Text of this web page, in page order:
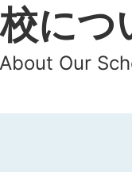
につ
About Our